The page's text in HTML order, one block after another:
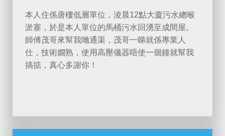
本人住係唐樓低層單位，淩晨12點大廈污水總喉
淤塞，於是本人單位的馬桶污水回湧至成間屋。
師傅茂哥來幫我哋通渠，茂哥一睇就係專業人
仕，技術嫺熟，使用高壓儀器唔使一個鐘就幫我
搞掂，真心多謝你！